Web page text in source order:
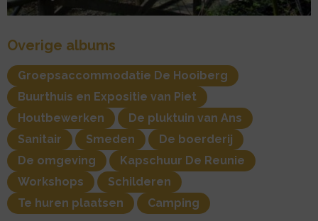
Overige albums
Groepsaccommodatie De Hooiberg
Buurthuis en Expositie van Piet
Houtbewerken
De pluktuin van Ans
Sanitair
Smeden
De boerderij
De omgeving
Kapschuur De Reunie
Workshops
Schilderen
Te huren plaatsen
Camping